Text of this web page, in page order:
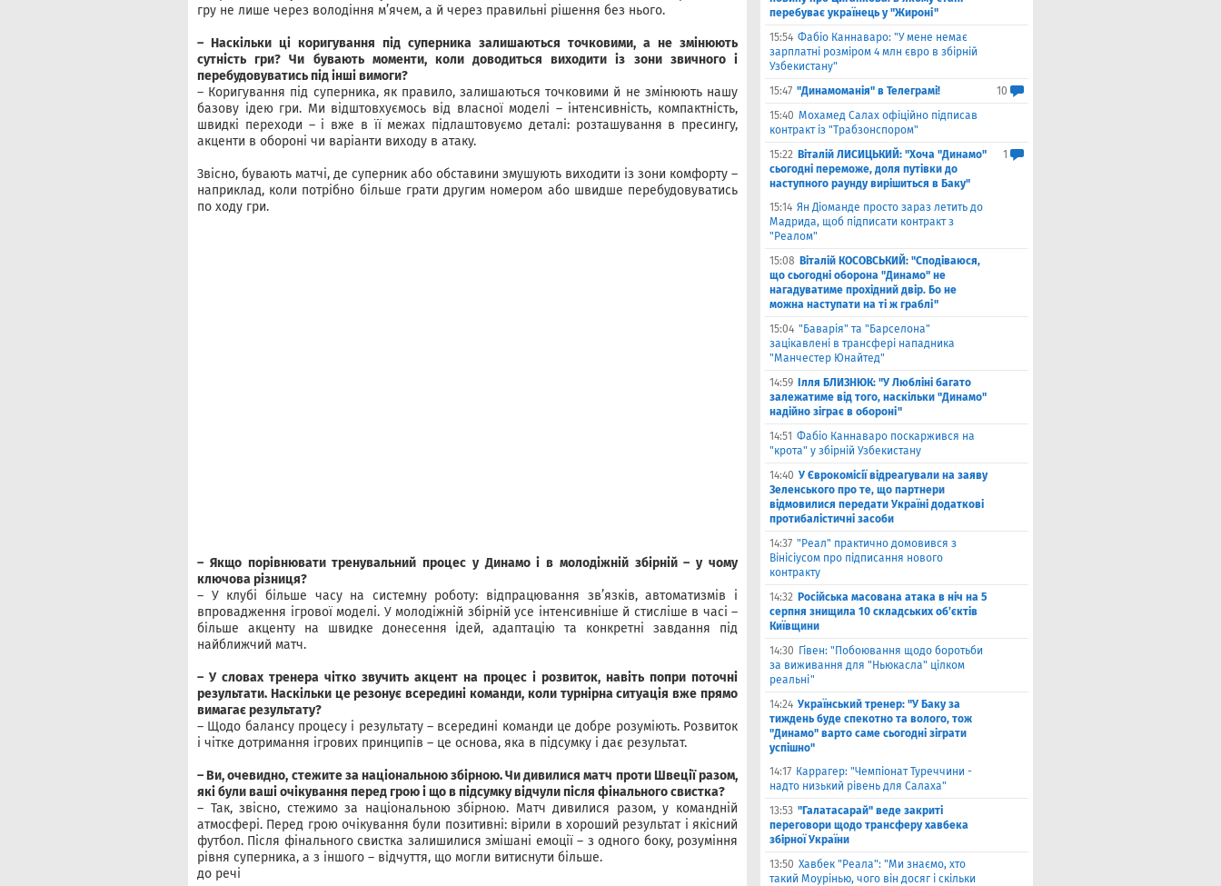
гру не лише через володіння м’ячем, а й через правильні рішення без нього.
– Наскільки ці коригування під суперника залишаються точковими, а не змінюють
сутність гри? Чи бувають моменти, коли доводиться виходити із зони звичного і
перебудовуватись під інші вимоги?
– Коригування під суперника, як правило, залишаються точковими й не змінюють нашу
базову ідею гри. Ми відштовхуємось від власної моделі – інтенсивність, компактність,
швидкі переходи – і вже в її межах підлаштовуємо деталі: розташування в пресингу,
акценти в обороні чи варіанти виходу в атаку.
Звісно, бувають матчі, де суперник або обставини змушують виходити із зони комфорту –
наприклад, коли потрібно більше грати другим номером або швидше перебудовуватись
по ходу гри.
– Якщо порівнювати тренувальний процес у Динамо і в молодіжній збірній – у чому
ключова різниця?
– У клубі більше часу на системну роботу: відпрацювання зв’язків, автоматизмів і
впровадження ігрової моделі. У молодіжній збірній усе інтенсивніше й стисліше в часі –
більше акценту на швидке донесення ідей, адаптацію та конкретні завдання під
найближчий матч.
– У словах тренера чітко звучить акцент на процес і розвиток, навіть попри поточні
результати. Наскільки це резонує всередині команди, коли турнірна ситуація вже прямо
вимагає результату?
– Щодо балансу процесу і результату – всередині команди це добре розуміють. Розвиток
і чітке дотримання ігрових принципів – це основа, яка в підсумку і дає результат.
– Ви, очевидно, стежите за національною збірною. Чи дивилися матч проти Швеції разом,
які були ваші очікування перед грою і що в підсумку відчули після фінального свистка?
– Так, звісно, стежимо за національною збірною. Матч дивилися разом, у командній
атмосфері. Перед грою очікування були позитивні: вірили в хороший результат і якісний
футбол. Після фінального свистка залишилися змішані емоції – з одного боку, розуміння
рівня суперника, а з іншого – відчуття, що могли витиснути більше.
до речі
перебуває українець у "Жироні"
15:54 Фабіо Каннаваро: "У мене немає
зарплатні розміром 4 млн євро в збірній
Узбекистану"
15:47 "Динамоманія" в Телеграмі!
10
15:40 Мохамед Салах офіційно підписав
контракт із "Трабзонспором"
15:22 Віталій ЛИСИЦЬКИЙ: "Хоча "Динамо"
сьогодні переможе, доля путівки до
наступного раунду вирішиться в Баку"
1
15:14 Ян Діоманде просто зараз летить до
Мадрида, щоб підписати контракт з
"Реалом"
15:08 Віталій КОСОВСЬКИЙ: "Сподіваюся,
що сьогодні оборона "Динамо" не
нагадуватиме прохідний двір. Бо не
можна наступати на ті ж граблі"
15:04 "Баварія" та "Барселона"
зацікавлені в трансфері нападника
"Манчестер Юнайтед"
14:59
Ілля БЛИЗНЮК: "У Любліні багато
залежатиме від того, наскільки "Динамо"
надійно зіграє в обороні"
14:51 Фабіо Каннаваро поскаржився на
"крота" у збірній Узбекистану
14:40 У Єврокомісії відреагували на заяву
Зеленського про те, що партнери
відмовилися передати Україні додаткові
протибалістичні засоби
14:37 "Реал" практично домовився з
Вінісіусом про підписання нового
контракту
14:32 Російська масована атака в ніч на 5
серпня знищила 10 складських об’єктів
Київщини
14:30 Гівен: "Побоювання щодо боротьби
за виживання для "Ньюкасла" цілком
реальні"
14:24 Український тренер: "У Баку за
тиждень буде спекотно та волого, тож
"Динамо" варто саме сьогодні зіграти
успішно"
14:17 Каррагер: "Чемпіонат Туреччини -
надто низький рівень для Салаха"
13:53 "Галатасарай" веде закриті
переговори щодо трансферу хавбека
збірної України
13:50 Хавбек "Реала": "Ми знаємо, хто
такий Моурінью, чого він досяг і скільки